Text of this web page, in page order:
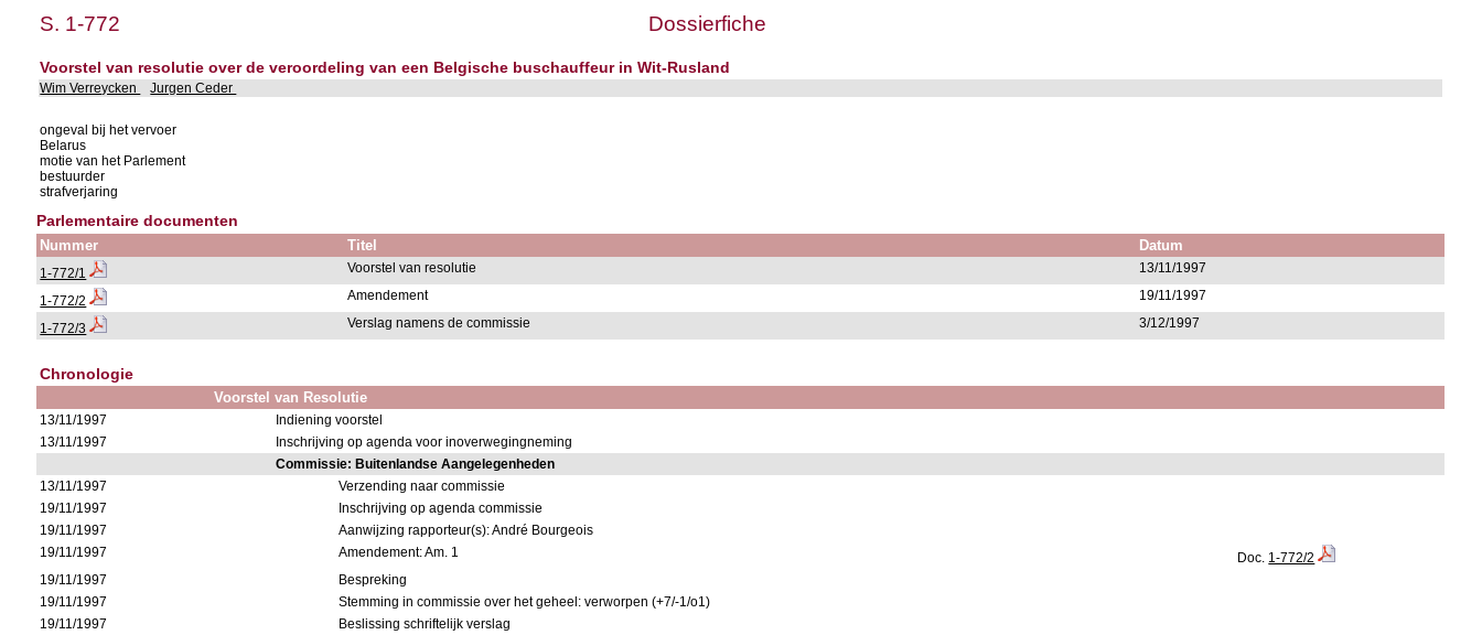
S. 1-772 Dossierfiche
Voorstel van resolutie over de veroordeling van een Belgische buschauffeur in Wit-Rusland
Wim Verreycken Jurgen Ceder
ongeval bij het vervoer
Belarus
motie van het Parlement
bestuurder
strafverjaring
Parlementaire documenten
Nummer Titel Datum
1-772/1 Voorstel van resolutie 13/11/1997
1-772/2 Amendement 19/11/1997
1-772/3 Verslag namens de commissie 3/12/1997
Chronologie
Voorstel van Resolutie
13/11/1997
Indiening voorstel
13/11/1997
Inschrijving op agenda voor inoverwegingneming
Commissie: Buitenlandse Aangelegenheden
13/11/1997
Verzending naar commissie
19/11/1997
Inschrijving op agenda commissie
19/11/1997
Aanwijzing rapporteur(s): André Bourgeois
19/11/1997
Amendement: Am. 1 Doc. 1-772/2
19/11/1997
Bespreking
19/11/1997
Stemming in commissie over het geheel: verworpen (+7/-1/o1)
19/11/1997
Beslissing schriftelijk verslag